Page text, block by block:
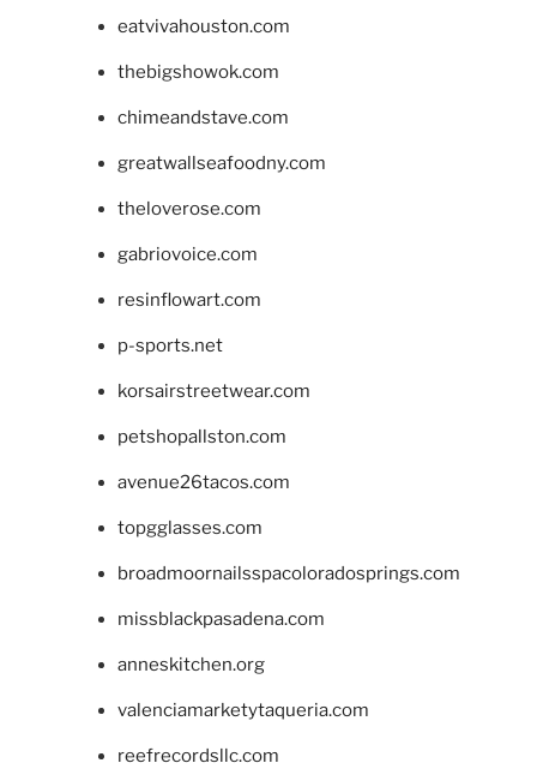
eatvivahouston.com
thebigshowok.com
chimeandstave.com
greatwallseafoodny.com
theloverose.com
gabriovoice.com
resinflowart.com
p-sports.net
korsairstreetwear.com
petshopallston.com
avenue26tacos.com
topgglasses.com
broadmoornailsspacoloradosprings.com
missblackpasadena.com
anneskitchen.org
valenciamarketytaqueria.com
reefrecordsllc.com